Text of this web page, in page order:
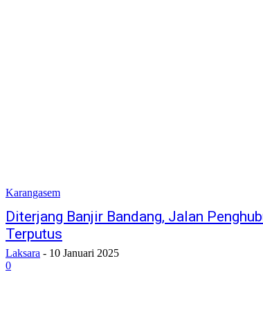
Karangasem
Diterjang Banjir Bandang, Jalan
Terputus
Laksara - 10 Januari 2025
0